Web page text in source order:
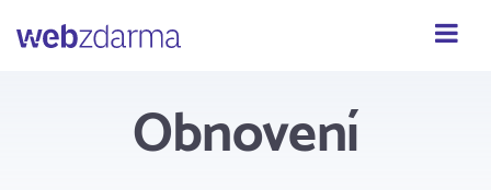
Webzdarma
Obnovení